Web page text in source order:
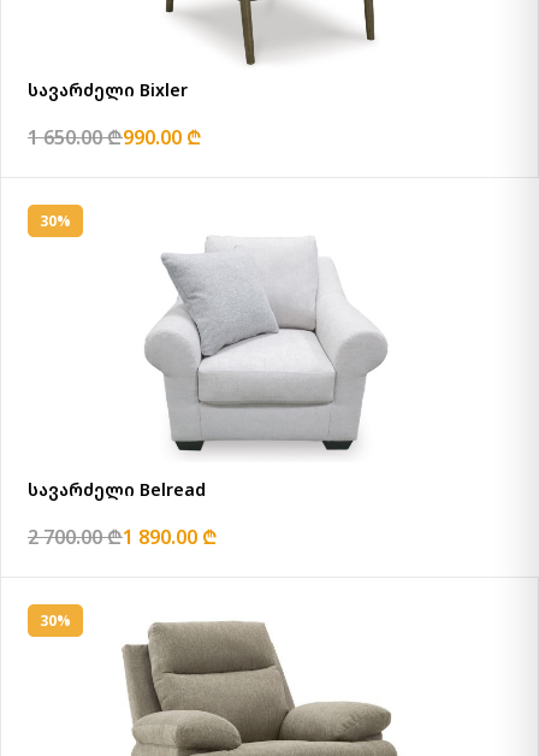
სავარძელი Bixler
1 650.00 ₾990.00 ₾
30%
სავარძელი Belread
2 700.00 ₾1 890.00 ₾
30%